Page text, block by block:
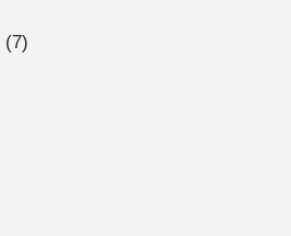
(7)